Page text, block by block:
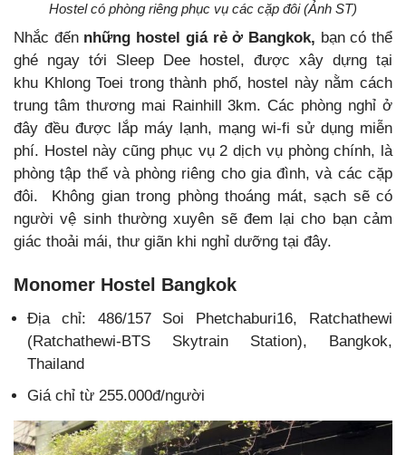
Hostel có phòng riêng phục vụ các cặp đôi (Ảnh ST)
Nhắc đến những hostel giá rẻ ở Bangkok, bạn có thể
ghé ngay tới Sleep Dee hostel, được xây dựng tại
khu Khlong Toei trong thành phố, hostel này nằm cách
trung tâm thương mai Rainhill 3km. Các phòng nghỉ ở
đây đều được lắp máy lạnh, mạng wi-fi sử dụng miễn
phí. Hostel này cũng phục vụ 2 dịch vụ phòng chính, là
phòng tập thể và phòng riêng cho gia đình, và các cặp
đôi. Không gian trong phòng thoáng mát, sạch sẽ có
người vệ sinh thường xuyên sẽ đem lại cho bạn cảm
giác thoải mái, thư giãn khi nghỉ dưỡng tại đây.
Monomer Hostel Bangkok
Địa chỉ: 486/157 Soi Phetchaburi16, Ratchathewi
(Ratchathewi-BTS Skytrain Station), Bangkok,
Thailand
Giá chỉ từ 255.000đ/người